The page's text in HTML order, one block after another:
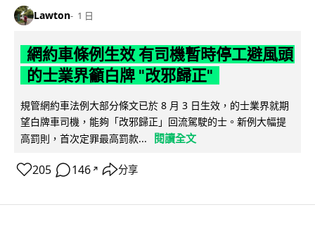
Lawton 1 日
網約車條例生效 有司機暫時停工避風頭
的士業界籲白牌 "改邪歸正"
規管網約車法例大部分條文已於 8 月 3 日生效，的士業界就期
望白牌車司機，能夠「改邪歸正」回流駕駛的士。新例大幅提
高罰則，首次定罪最高罰款...
閱讀全文
205 146 ↗ 分享